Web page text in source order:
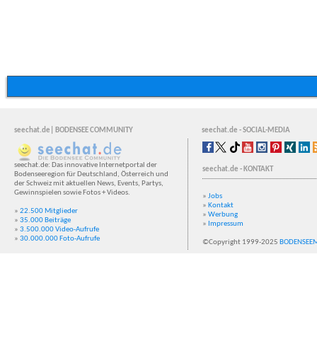
seechat.de| BODENSEE COMMUNITY seechat.de - SOCIAL-MEDIA
seechat.de: Das innovative Internetportal der
Bodenseeregion für Deutschland, Österreich und
der Schweiz mit aktuellen News, Events, Partys,
Gewinnspielen sowie Fotos + Videos.
» 22.500 Mitglieder
» 35.000 Beiträge
» 3.500.000 Video-Aufrufe
» 30.000.000 Foto-Aufrufe
seechat.de - KONTAKT
» Jobs
» Kontakt
» Werbung
» Impressum
©Copyright 1999-2025